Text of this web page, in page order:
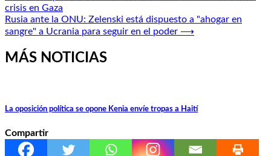
de
entradas
crisis en Gaza
Rusia ante la ONU: Zelenski está dispuesto a "ahogar en
sangre" a Ucrania para seguir en el poder ⟶
MÁS NOTICIAS
La oposición política se opone Kenia envíe tropas a Haití
Compartir